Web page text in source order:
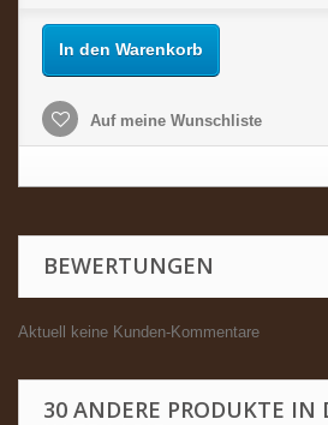
In den Warenkorb
Auf meine Wunschliste
BEWERTUNGEN
Aktuell keine Kunden-Kommentare
30 ANDERE PRODUKTE IN